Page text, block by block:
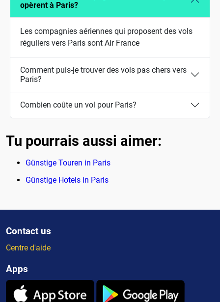
opèrent à Paris?
Les compagnies aériennes qui proposent des vols
réguliers vers Paris sont Air France
Comment puis-je trouver des vols pas chers vers
Paris?
Combien coûte un vol pour Paris?
Tu pourrais aussi aimer:
Günstige Touren in Paris
Günstige Hotels in Paris
Contact us
Centre d'aide
Apps